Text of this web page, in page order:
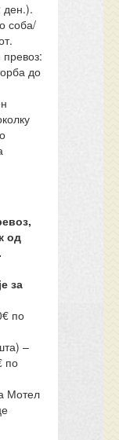
ден.).
соба/
до
од
за
по
–
по
Мотел